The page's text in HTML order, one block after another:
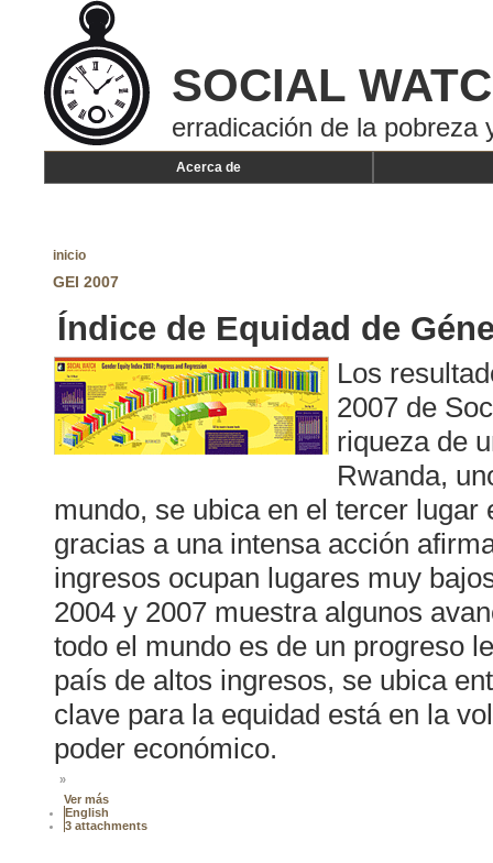
SOCIAL
erradicación de la pobreza
Acerca de
inicio
GEI 2007
Índice de Equidad de
Los
2007 de
riqueza de
Rwanda,
mundo, se ubica en el tercer
gracias a una intensa acción
ingresos ocupan lugares muy
2004 y 2007 muestra algunos
todo el mundo es de un progreso
país de altos ingresos, se ubica
clave para la equidad está en la
poder económico.
»
Ver más
English
3 attachments